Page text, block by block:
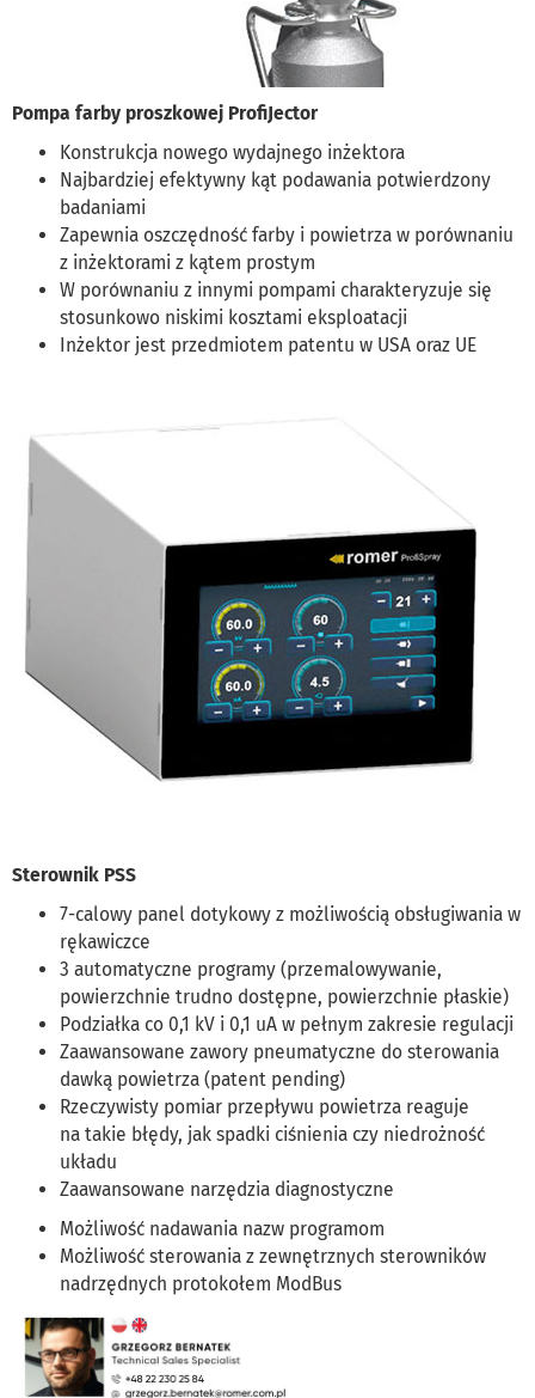
Pompa farby proszkowej ProfiJector
Konstrukcja nowego wydajnego inżektora
Najbardziej efektywny kąt podawania potwierdzony
badaniami
Zapewnia oszczędność farby i powietrza w porównaniu
z inżektorami z kątem prostym
W porównaniu z innymi pompami charakteryzuje się
stosunkowo niskimi kosztami eksploatacji
Inżektor jest przedmiotem patentu w USA oraz UE
Sterownik PSS
7-calowy panel dotykowy z możliwością obsługiwania w
rękawiczce
3 automatyczne programy (przemalowywanie,
powierzchnie trudno dostępne, powierzchnie płaskie)
Podziałka co 0,1 kV i 0,1 uA w pełnym zakresie regulacji
Zaawansowane zawory pneumatyczne do sterowania
dawką powietrza (patent pending)
Rzeczywisty pomiar przepływu powietrza reaguje
na takie błędy, jak spadki ciśnienia czy niedrożność
układu
Zaawansowane narzędzia diagnostyczne
Możliwość nadawania nazw programom
Możliwość sterowania z zewnętrznych sterowników
nadrzędnych protokołem ModBus